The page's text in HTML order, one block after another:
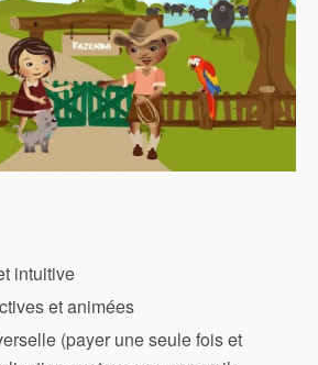
intuitive
et animées
(payer une seule fois et